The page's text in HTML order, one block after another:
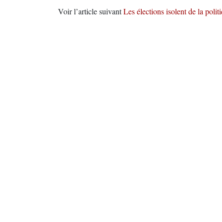
Voir l’article suivantLes élections isolent de la